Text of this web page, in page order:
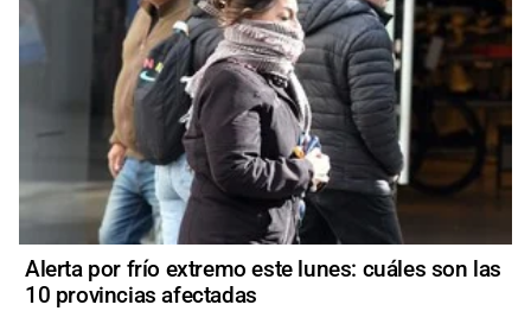
Alerta por frío extremo este lunes: cuáles son las
10 provincias afectadas